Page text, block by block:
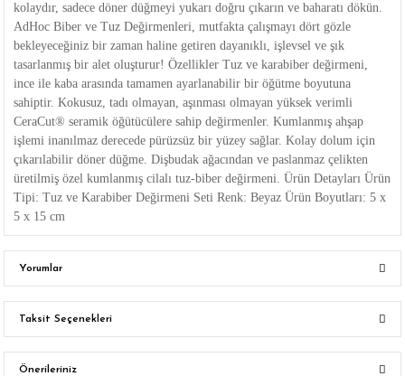
kolaydır, sadece döner düğmeyi yukarı doğru çıkarın ve baharatı dökün.
AdHoc Biber ve Tuz Değirmenleri, mutfakta çalışmayı dört gözle
bekleyeceğiniz bir zaman haline getiren dayanıklı, işlevsel ve şık
tasarlanmış bir alet oluşturur! Özellikler Tuz ve karabiber değirmeni,
ince ile kaba arasında tamamen ayarlanabilir bir öğütme boyutuna
sahiptir. Kokusuz, tadı olmayan, aşınması olmayan yüksek verimli
CeraCut® seramik öğütücülere sahip değirmenler. Kumlanmış ahşap
işlemi inanılmaz derecede pürüzsüz bir yüzey sağlar. Kolay dolum için
çıkarılabilir döner düğme. Dişbudak ağacından ve paslanmaz çelikten
üretilmiş özel kumlanmış cilalı tuz-biber değirmeni. Ürün Detayları Ürün
Tipi: Tuz ve Karabiber Değirmeni Seti Renk: Beyaz Ürün Boyutları: 5 x
5 x 15 cm
Yorumlar
Bu ürüne ilk yorumu siz yapın!
Taksit Seçenekleri
Önerileriniz